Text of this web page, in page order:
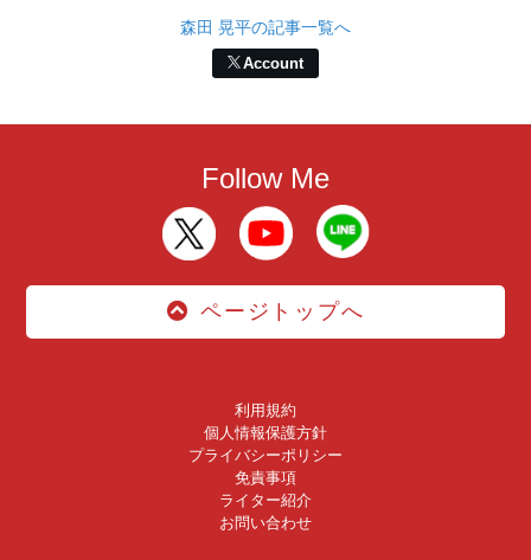
森田 晃平の記事一覧へ
Account
Follow Me
ページトップへ
利用規約
個人情報保護方針
プライバシーポリシー
免責事項
ライター紹介
お問い合わせ